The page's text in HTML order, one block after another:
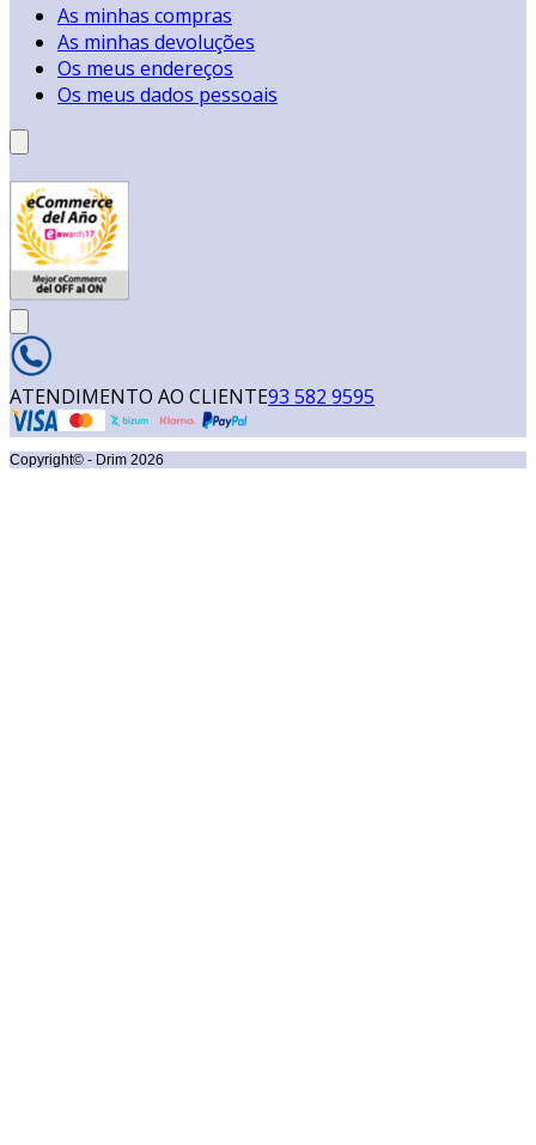
As minhas compras
As minhas devoluções
Os meus endereços
Os meus dados pessoais
ATENDIMENTO AO CLIENTE93 582 9595
Copyright© - Drim 2026